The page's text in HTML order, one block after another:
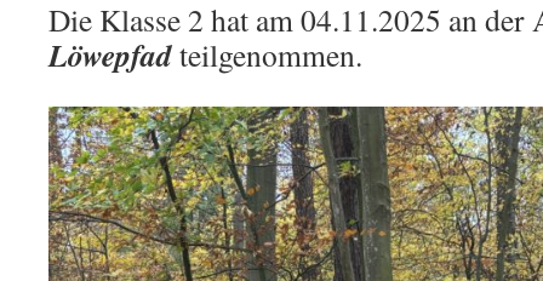
Die Klasse 2 hat am 04.11.2025 an der
Löwepfadteilgenommen.